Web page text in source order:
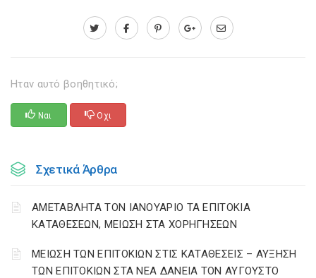
Ηταν αυτό βοηθητικό;
Ναι Οχι
Σχετικά Άρθρα
ΑΜΕΤΑΒΛΗΤΑ ΤΟΝ ΙΑΝΟΥΑΡΙΟ ΤΑ ΕΠΙΤΟΚΙΑ
ΚΑΤΑΘΕΣΕΩΝ, ΜΕΙΩΣΗ ΣΤΑ ΧΟΡΗΓΗΣΕΩΝ
ΜΕΙΩΣΗ ΤΩΝ ΕΠΙΤΟΚΙΩΝ ΣΤΙΣ ΚΑΤΑΘΕΣΕΙΣ – ΑΥΞΗΣΗ
ΤΩΝ ΕΠΙΤΟΚΙΩΝ ΣΤΑ ΝΕΑ ΔΑΝΕΙΑ ΤΟΝ ΑΥΓΟΥΣΤΟ